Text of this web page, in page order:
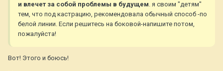
и влечет за собой проблемы в будущем. я своим "детям"
тем, что под кастрацию, рекомендовала обычный способ -по
белой линии. Если решитесь на боковой-напишите потом,
пожалуйста!
Вот! Этого и боюсь!